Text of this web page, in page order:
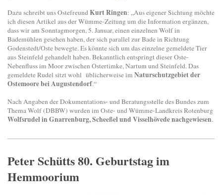
Dazu schreibt uns OstefreundKurt Ringen: „Aus eigener Sichtung möchte
ich diesen Artikel aus der Wümme-Zeitung um die Information ergänzen,
dass wir am Sonntagmorgen, 5. Januar, einen einzelnen Wolf in
Bademühlen gesehen haben, der sich parallel zur Bade in Richtung
Godenstedt/Oste bewegte. Es könnte sich um das einzelne gemeldete Tier
aus Steinfeld gehandelt haben. Bekanntlich entspringt dieser Oste-
Nebenfluss im Moor zwischen Ostertimke, Nartum und Steinfeld. Das
gemeldete Rudel sitzt wohl üblicherweise im Naturschutzgebiet der
Ostemoore bei Augustendorf.“
Nach Angaben der Dokumentations- und Beratungsstelle des Bundes zum
Thema Wolf (DBBW) wurden im Oste- und Wümme-Landkreis Rotenburg
Wolfsrudel in Gnarrenburg, Scheeßel und Visselhövede nachgewiesen.
Peter Schütts 80. Geburtstag im
Hemmoorium